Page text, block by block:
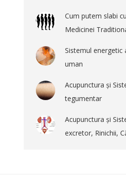
Cum putem slabi
Medicinei
Sistemul energetic
uman
Acupunctura și
tegumentar
Acupunctura și
excretor, Rinichii,